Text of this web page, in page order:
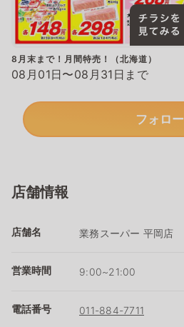
8月末まで！月間特売！（北海道）
08月01日〜08月31日まで
フォロー
店舗情報
店舗名 業務スーパー 平岡店
営業時間 9:00~21:00
電話番号 011-884-7711